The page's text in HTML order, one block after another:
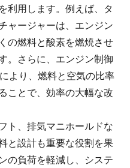
利用します。例えば、タ
ャージャーは、エンジン
の燃料と酸素を燃焼させ
。さらに、エンジン制御
より、燃料と空気の比率
ことで、効率の大幅な改
ト、排気マニホールドな
と設計も重要な役割を果
の負荷を軽減し、システ